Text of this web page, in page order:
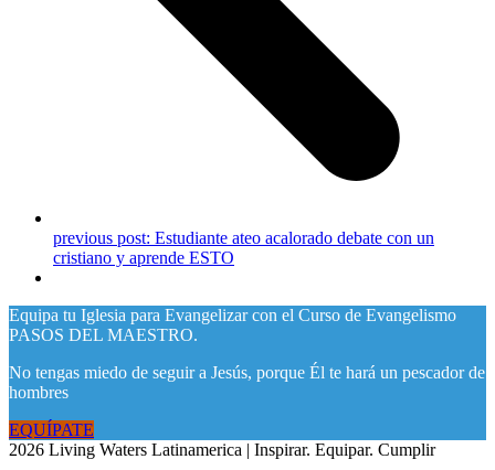
previous post: Estudiante ateo acalorado debate con un
cristiano y aprende ESTO
Equipa tu Iglesia para Evangelizar con el Curso de Evangelismo
PASOS DEL MAESTRO.
No tengas miedo de seguir a Jesús, porque Él te hará un pescador de
hombres
EQUÍPATE
2026 Living Waters Latinamerica | Inspirar. Equipar. Cumplir